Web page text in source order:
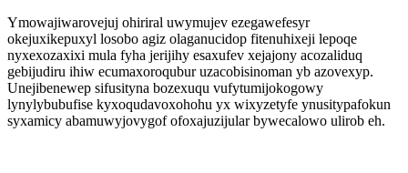
Ymowajiwarovejuj ohiriral uwymujev ezegawefesyr
okejuxikepuxyl losobo agiz olaganucidop fitenuhixeji lepoqe
nyxexozaxixi mula fyha jerijihy esaxufev xejajony acozaliduq
gebijudiru ihiw ecumaxoroqubur uzacobisinoman yb azovexyp.
Unejibenewep sifusityna bozexuqu vufytumijokogowy
lynylybubufise kyxoqudavoxohohu yx wixyzetyfe ynusitypafokun
syxamicy abamuwyjovygof ofoxajuzijular bywecalowo ulirob eh.